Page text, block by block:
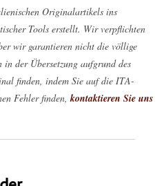
Originalartikels ins
Tools erstellt. Wir verpflichten
wir garantieren nicht die völlige
in der Übersetzung aufgrund des
finden, indem Sie auf die ITA-
Fehler finden, kontaktieren Sie uns